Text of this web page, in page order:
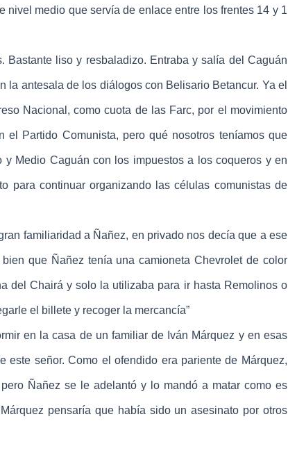
nivel medio que servía de enlace entre los frentes 14 y 1
liso y resbaladizo. Entraba y salía del Caguán
la antesala de los diálogos con Belisario Betancur. Ya el
Nacional, como cuota de las Farc, por el movimiento
Partido Comunista, pero qué nosotros teníamos que
Medio Caguán con los impuestos a los coqueros y en
para continuar organizando las células comunistas de
familiaridad a Ñañez, en privado nos decía que a ese
que Ñañez tenía una camioneta Chevrolet de color
del Chairá y solo la utilizaba para ir hasta Remolinos o
el billete y recoger la mercancía”
en la casa de un familiar de Iván Márquez y en esas
este señor. Como el ofendido era pariente de Márquez,
Ñañez se le adelantó y lo mandó a matar como es
pensaría que había sido un asesinato por otros